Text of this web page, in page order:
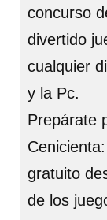
concurso
divertido
cualquier
y la Pc.
Prepárate
gratuito
de los